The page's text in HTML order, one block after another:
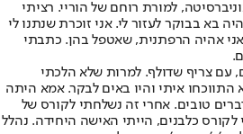
למורת רוחם של הוריי. רציתי
בא בבוקר לעזור לי. אני זוכרת שנתנו לי
אהיה הרפתנית, שאטפל בהן. כתבתי
עם צריף שדולף. למרות שלא הלכתי
התווכחו איתי והיו באים לבקר. אמא היתה
טובים. אחרי זה נשלחתי לקורס של
בת 20 ונשלחתי לקורס כלבנים, הייתי האישה היחידה. נהלל